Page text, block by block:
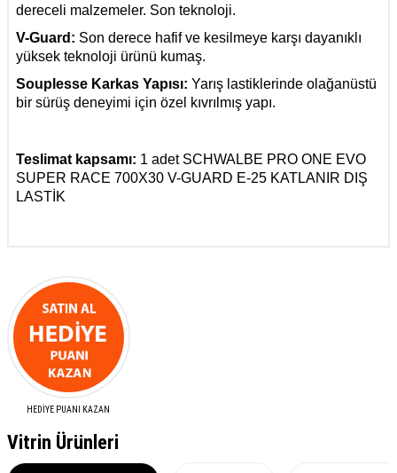
dereceli malzemeler. Son teknoloji.
V-Guard: Son derece hafif ve kesilmeye karşı dayanıklı
yüksek teknoloji ürünü kumaş.
Souplesse Karkas Yapısı: Yarış lastiklerinde olağanüstü
bir sürüş deneyimi için özel kıvrılmış yapı.
Teslimat kapsamı: 1 adet SCHWALBE PRO ONE EVO
SUPER RACE 700X30 V-GUARD E-25 KATLANIR DIŞ
LASTİK
HEDİYE PUANI KAZAN
Vitrin Ürünleri